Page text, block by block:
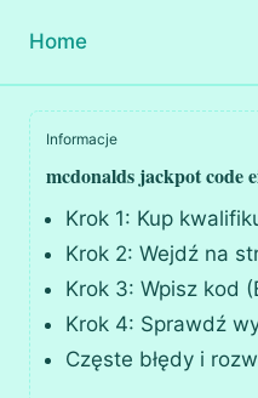
Home
Informacje
mcdonalds jackpot code
Krok 1: Kup
Krok 2: Wejdź na
Krok 3: Wpisz kod
Krok 4: Sprawdź
Częste błędy i